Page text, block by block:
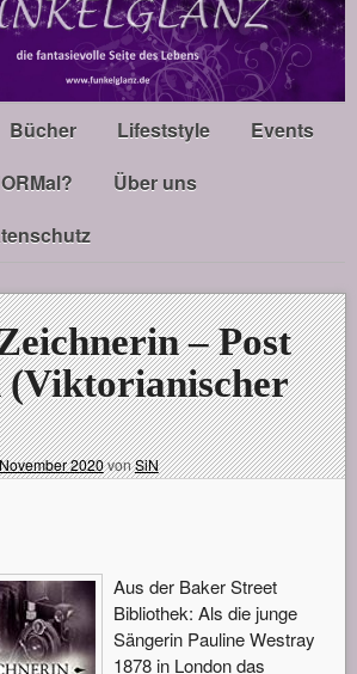
Bücher Lifeststyle
Events
Über uns
– Post
2020vonSiN
Aus der Baker Street
Bibliothek: Als die junge
Sängerin Pauline Westray
1878 in London das